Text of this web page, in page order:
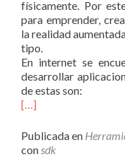
físicamente. Por
para emprender,
la realidad
tipo.
En internet se
desarrollar
de estas son:
[…]
Publicada en
consdk